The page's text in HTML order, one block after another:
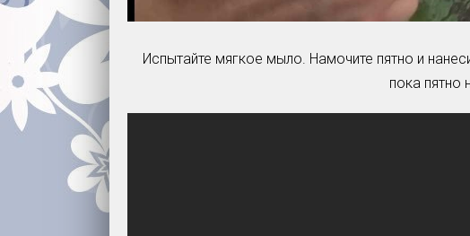
Испытайте мягкое мыло. Намочите пятно и
пока пятно